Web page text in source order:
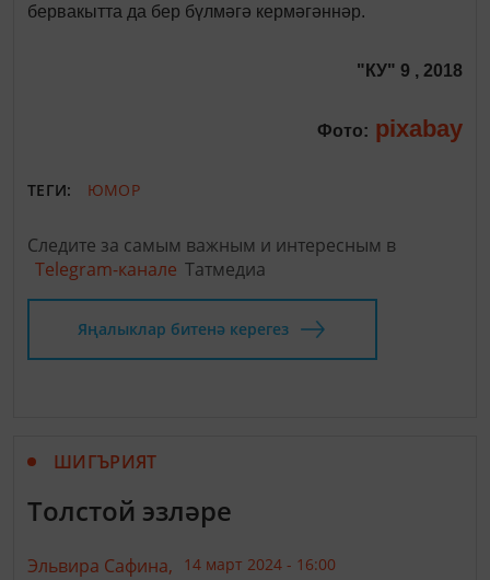
бервакытта да бер бүлмәгә кермәгәннәр.
"КУ" 9 , 2018
Фото: pixabay
ТЕГИ: ЮМОР
Следите за самым важным и интересным в
Telegram-канале Татмедиа
Яңалыклар битенә керегез
ШИГЪРИЯТ
Толстой эзләре
Эльвира Сафина, 14 март 2024 - 16:00